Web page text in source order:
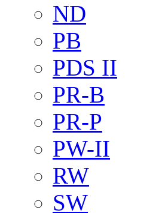
ND
PB
PDS II
PR-B
PR-P
PW-II
RW
SW